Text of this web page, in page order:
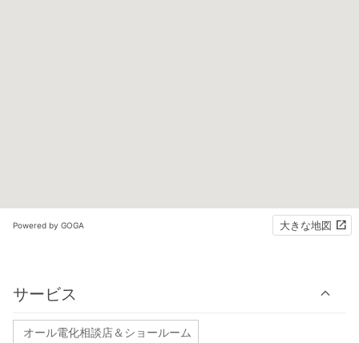
Powered by GOGA 大きな地図
サービス
オール電化相談店＆ショールーム